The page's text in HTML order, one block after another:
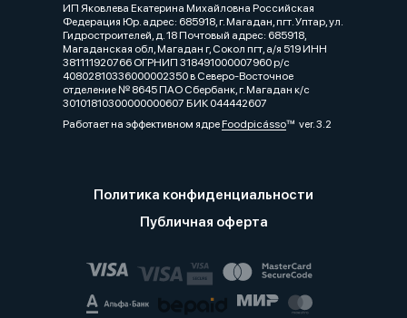
ИП Яковлева Екатерина Михайловна Российская
Федерация Юр. адрес: 685918, г. Магадан, пгт. Уптар, ул.
Гидростроителей, д. 18 Почтовый адрес: 685918,
Магаданская обл, Магадан г, Сокол пгт, а/я 519 ИНН
381111920766 ОГРНИП 318491000007960 р/с
40802810336000002350 в Северо-Восточное
отделение № 8645 ПАО Сбербанк, г. Магадан к/с
30101810300000000607 БИК 044442607
Работает на эффективном ядреFoodpicássover. 3.2
Политика конфиденциальности
Публичная оферта